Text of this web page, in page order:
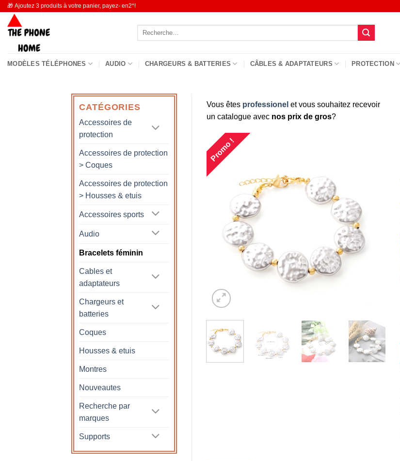
Passer
contenu
🎁 Ajoutez 3 produits à votre panier, payez- en2*!
Recherche
MODÈLES TÉLÉPHONES AUDIO CHARGEURS & BATTERIES CÂBLES & ADAPTATEURS PROTECTION
CATÉGORIES
Accessoires de
protection
Accessoires de protection
> Coques
Accessoires de protection
> Housses & etuis
Accessoires sports
Audio
Bracelets féminin
Cables et
adaptateurs
Chargeurs et
batteries
Coques
Housses & etuis
Montres
Nouveautes
Recherche par
marques
Supports
Vous êtes professionel et vous souhaitez recevoir
un catalogue avec nos prix de gros?
Promo !